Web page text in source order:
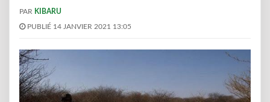
PAR KIBARU
PUBLIÉ 14 JANVIER 2021 13:05